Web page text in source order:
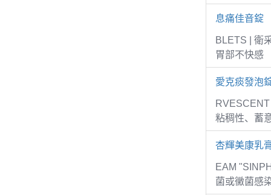
息痛佳音錠
BLETS | 衛
胃部不快感
愛克痰發泡
粘稠性、蓄
杏輝美康乳
EAM
菌或黴菌感